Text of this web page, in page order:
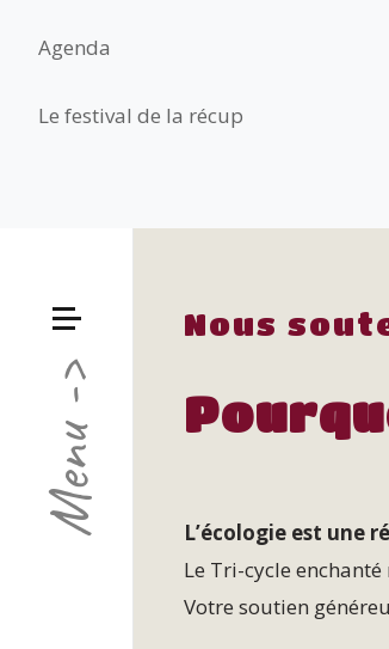
Agenda
Le festival de la récup
Menu ->
Nous
L’écologie est une
Le Tri-cycle
Votre soutien